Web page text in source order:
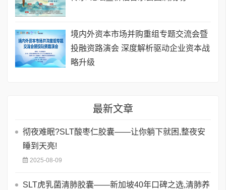
境内外资本市场并购重组专题交流会暨
投融资路演会 深度解析驱动企业资本战
略升级
最新文章
彻夜难眠?SLT酸枣仁胶囊——让你躺下就困,整夜安
睡到天亮!
2025-08-09
SLT虎乳菌清肺胶囊——新加坡40年口碑之选,清肺养